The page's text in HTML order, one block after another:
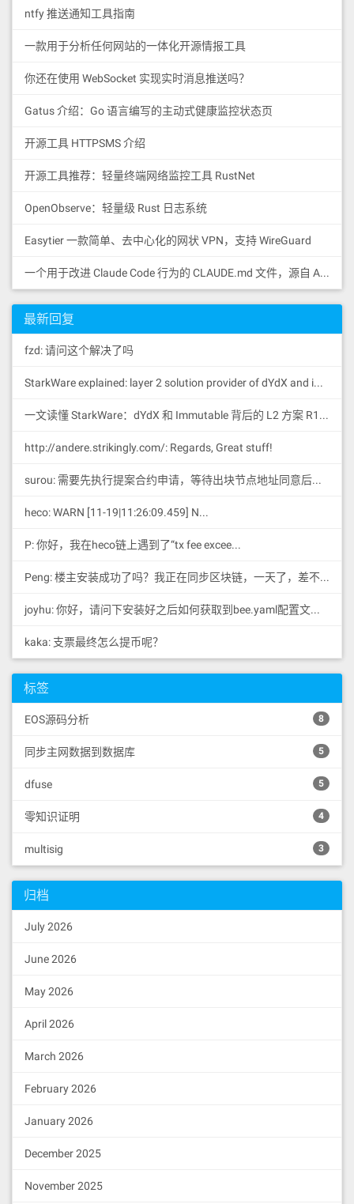
ntfy 推送通知工具指南
一款用于分析任何网站的一体化开源情报工具
你还在使用 WebSocket 实现实时消息推送吗？
Gatus 介绍：Go 语言编写的主动式健康监控状态页
开源工具 HTTPSMS 介绍
开源工具推荐：轻量终端网络监控工具 RustNet
OpenObserve：轻量级 Rust 日志系统
Easytier 一款简单、去中心化的网状 VPN，支持 WireGuard
一个用于改进 Claude Code 行为的 CLAUDE.md 文件，源自 Andrej Karpathy 对 LLM 编码陷阱的观察。
最新回复
fzd: 请问这个解决了吗
StarkWare explained: layer 2 solution provider of dYdX and iMMUTABLE R11; BitKeep News: [...]Layer 2: https://...
一文读懂 StarkWare：dYdX 和 Immutable 背后的 L2 方案 R11; BitKeep 博客: [...]Layer 2:Comparing Laye...
http://andere.strikingly.com/: Regards, Great stuff!
surou: 需要先执行提案合约申请，等待出块节点地址同意后，才会进...
heco: WARN [11-19|11:26:09.459] N...
P: 你好，我在heco链上遇到了“tx fee excee...
Peng: 楼主安装成功了吗？我正在同步区块链，一天了，差不多才同...
joyhu: 你好，请问下安装好之后如何获取到bee.yaml配置文...
kaka: 支票最终怎么提币呢？
标签
EOS源码分析 8
同步主网数据到数据库 5
dfuse 5
零知识证明 4
multisig 3
归档
July 2026
June 2026
May 2026
April 2026
March 2026
February 2026
January 2026
December 2025
November 2025